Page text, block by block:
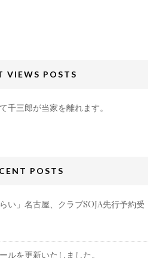
VIEWS POSTS
千三郎が当家を離れます。
POSTS
い」名古屋、クラブSOJA先行予約受
ルを更新いたしました。